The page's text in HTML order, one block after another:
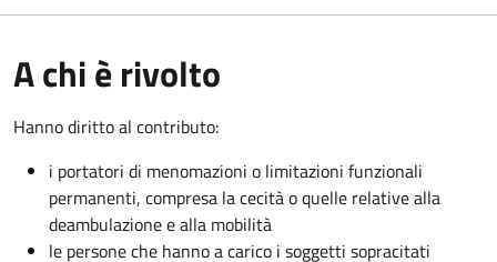
A chi è rivolto
Hanno diritto al contributo:
i portatori di menomazioni o limitazioni funzionali
permanenti, compresa la cecità o quelle relative alla
deambulazione e alla mobilità
le persone che hanno a carico i soggetti sopracitati